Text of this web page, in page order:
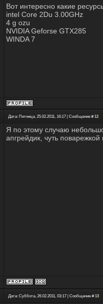
Вот интересно какие
intel Core 2Du 3.00GHz
4 g ozu
NVIDIA Geforse GTX285
WINDA 7
Дата: Пятница, 25.02.2011, 16:17 | Сообщение #12
Я по этому случаю
апгрейдик, чуть
Дата: Суббота, 26.02.2011, 03:17 | Сообщение #13